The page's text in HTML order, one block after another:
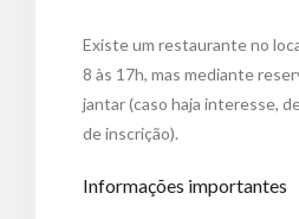
Existe um restaurante no
8 às 17h, mas mediante
jantar (caso haja interesse,
de inscrição).
Informações importantes